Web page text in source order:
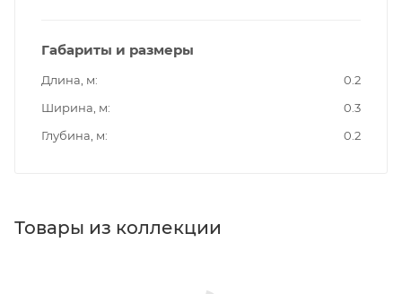
Габариты и размеры
Длина, м
0.2
Ширина, м
0.3
Глубина, м
0.2
Товары из коллекции